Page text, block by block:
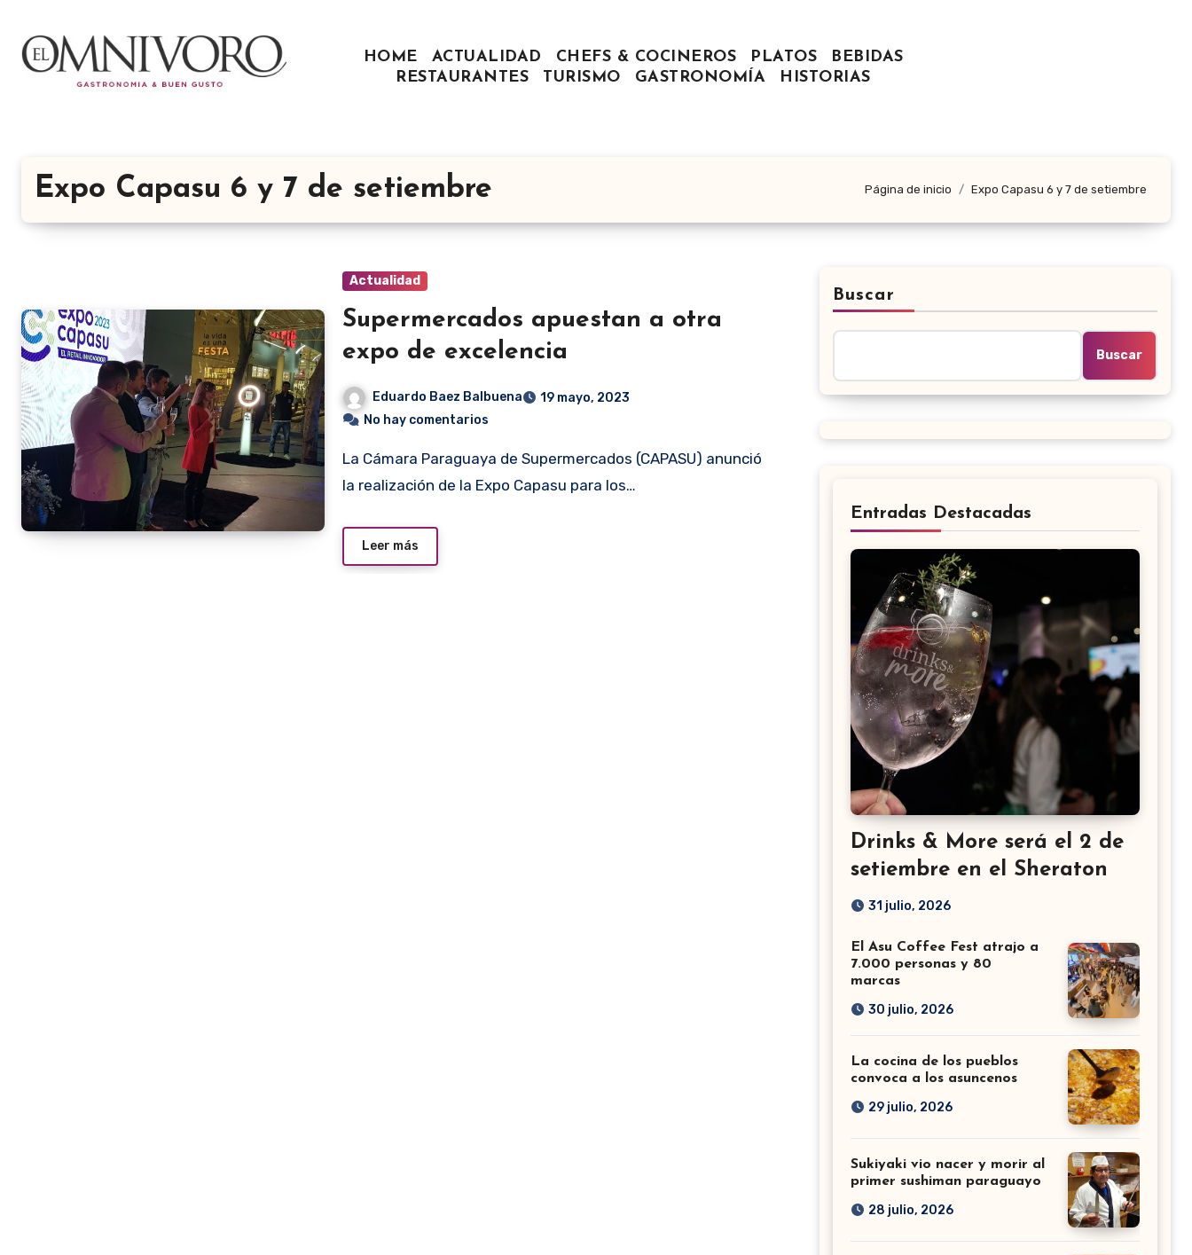
contenido
HOME ACTUALIDAD CHEFS & COCINEROS PLATOS
BEBIDAS
RESTAURANTES
TURISMO GASTRONOMÍA HISTORIAS
Expo Capasu 6 y 7 de setiembre Página de inicio Expo Capasu 6 y 7 de setiembre
Actualidad
Supermercados apuestan a otra
expo de excelencia
Eduardo Baez Balbuena
19 mayo, 2023
No hay comentarios
La Cámara Paraguaya de Supermercados (CAPASU) anunció
la realización de la Expo Capasu para los…
Leer más
Buscar
Buscar
Entradas Destacadas
Drinks & More será el 2 de
setiembre en el Sheraton
31 julio, 2026
El Asu Coffee Fest atrajo a
7.000 personas y 80
marcas
30 julio, 2026
La cocina de los pueblos
convoca a los asuncenos
29 julio, 2026
Sukiyaki vio nacer y morir al
primer sushiman paraguayo
28 julio, 2026